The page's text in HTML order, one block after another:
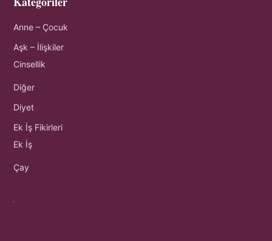
Anne – Çocuk
Aşk – İlişkiler
Cinsellik
Diğer
Diyet
Ek İş Fikirleri
Ek İş
Çay